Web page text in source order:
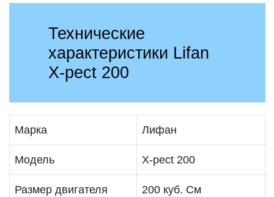
Технические
характеристики Lifan
X-pect 200
Марка Лифан
Модель X-pect 200
Размер двигателя 200 куб. См